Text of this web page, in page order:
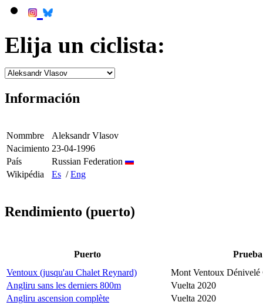
Elija un ciclista:
Información
Nommbre
Aleksandr Vlasov
Nacimiento 23-04-1996
País
Russian Federation
Wikipédia
Es /Eng
Rendimiento (puerto)
Puerto
Prueba
Ventoux (jusqu'au Chalet Reynard)
Mont Ventoux Dénivelé
Angliru sans les derniers 800m
Vuelta 2020
Angliru ascension complète
Vuelta 2020